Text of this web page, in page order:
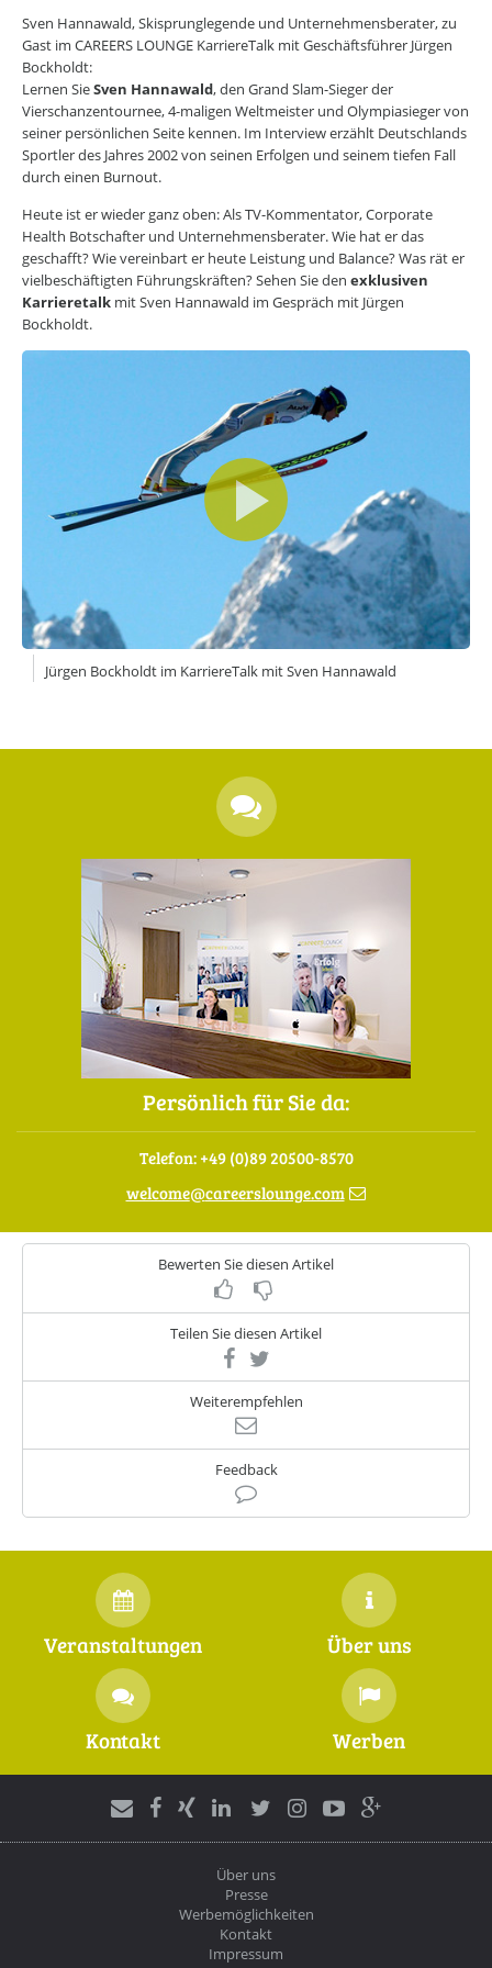
Personal Coaching
Wunscharbeitgeber-News
E-Bibliothek
E-Videothek
Veranstaltungen
CAREERS LOUNGENEWSLETTER
spannende Neuigkeiten innerhalb der CAREERS LOUNGE.
NEWSLETTER ANMELDUNG
CAREERS LOUNGEWISSENSVORSPRUNG
CAREERS LOUNGENETZWERK
Online-Wissensforum
Presse
Werbemöglichkeiten
Kontakt
Impressum
Datenschutzerklärung
Sven Hannawald, Skisprunglegende und Unternehmensberater, zu
Gast im CAREERS LOUNGE KarriereTalk mit Geschäftsführer Jürgen
Bockholdt:
Lernen SieSven Hannawald, den Grand Slam-Sieger der
Vierschanzentournee, 4-maligen Weltmeister und Olympiasieger von
seiner persönlichen Seite kennen. Im Interview erzählt Deutschlands
Sportler des Jahres 2002 von seinen Erfolgen und seinem tiefen Fall
durch einen Burnout.
Heute ist er wieder ganz oben: Als TV-Kommentator, Corporate
Health Botschafter und Unternehmensberater. Wie hat er das
geschafft? Wie vereinbart er heute Leistung und Balance? Was rät er
vielbeschäftigten Führungskräften? Sehen Sie den exklusiven
Karrieretalk mit Sven Hannawald im Gespräch mit Jürgen
Bockholdt.
Jürgen Bockholdt im KarriereTalk mit Sven Hannawald
Persönlich für Sie da:
Telefon: +49 (0)89 20500-8570
welcome@careerslounge.com
Bewerten Sie diesen Artikel
Teilen Sie diesen Artikel
Weiterempfehlen
Feedback
Veranstaltungen Über uns
Kontakt Werben
Über uns
Presse
Werbemöglichkeiten
Kontakt
Impressum